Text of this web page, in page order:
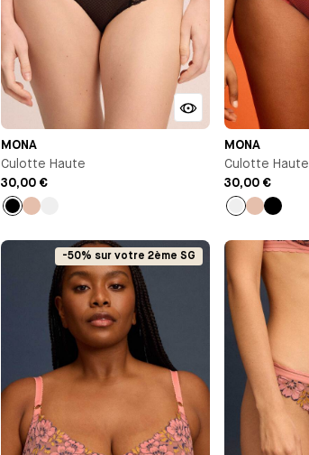
MONA
Culotte Haute
30,00 €
Noir
MONA
Culotte Haute
30,00 €
Orange
-50% sur votre 2ème SG